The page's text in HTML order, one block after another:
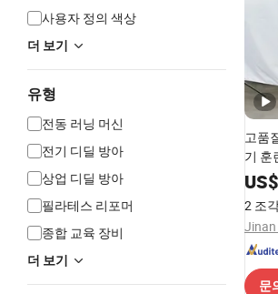
사용자 정의 색상
더 보기
유형
전동 러닝 머신
전기 디딜 방아
상업 디딜 방아
필라테스 리포머
종합 교육 장비
더 보기
고품
기 훈
US$
2 조
문